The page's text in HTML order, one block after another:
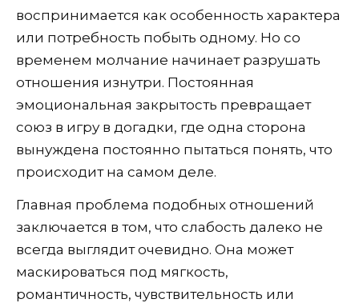
воспринимается как особенность характера
или потребность побыть одному. Но со
временем молчание начинает разрушать
отношения изнутри. Постоянная
эмоциональная закрытость превращает
союз в игру в догадки, где одна сторона
вынуждена постоянно пытаться понять, что
происходит на самом деле.
Главная проблема подобных отношений
заключается в том, что слабость далеко не
всегда выглядит очевидно. Она может
маскироваться под мягкость,
романтичность, чувствительность или